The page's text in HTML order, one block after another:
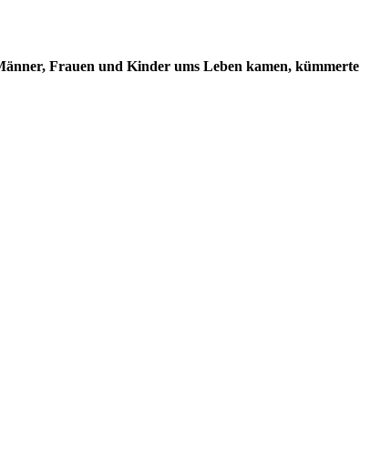
Frauen und Kinder ums Leben kamen, kümmerte